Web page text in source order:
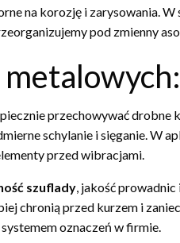
na korozję i zarysowania.
pod zmienny
przechowywać drobne
schylanie i sięganie. W
przed wibracjami.
szuflady, jakość
chronią przed kurzem i
oznaczeń w firmie.